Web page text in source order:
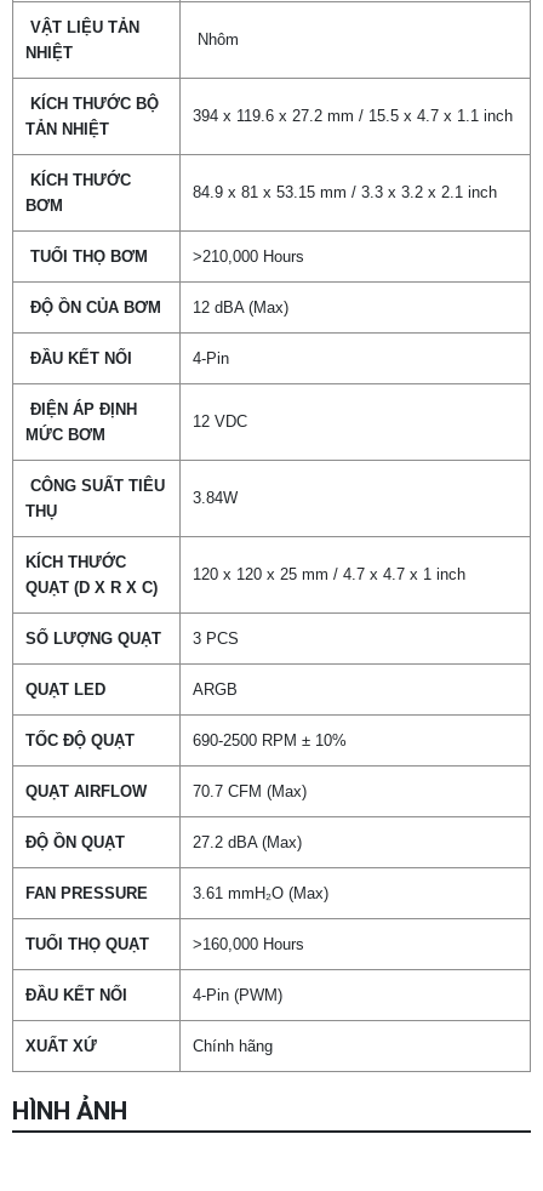
VẬT LIỆU TẢN
NHIỆT
Nhôm
KÍCH THƯỚC BỘ
TẢN NHIỆT
394 x 119.6 x 27.2 mm / 15.5 x 4.7 x 1.1 inch
KÍCH THƯỚC
BƠM
84.9 x 81 x 53.15 mm / 3.3 x 3.2 x 2.1 inch
TUỔI THỌ BƠM >210,000 Hours
ĐỘ ỒN CỦA BƠM 12 dBA (Max)
ĐẦU KẾT NỐI 4-Pin
ĐIỆN ÁP ĐỊNH
MỨC BƠM
12 VDC
CÔNG SUẤT TIÊU
THỤ
3.84W
KÍCH THƯỚC
QUẠT (D X R X C)
120 x 120 x 25 mm / 4.7 x 4.7 x 1 inch
SỐ LƯỢNG QUẠT 3 PCS
QUẠT LED ARGB
TỐC ĐỘ QUẠT 690-2500 RPM ± 10%
QUẠT AIRFLOW 70.7 CFM (Max)
ĐỘ ỒN QUẠT 27.2 dBA (Max)
FAN PRESSURE 3.61 mmH₂O (Max)
TUỔI THỌ QUẠT >160,000 Hours
ĐẦU KẾT NỐI 4-Pin (PWM)
XUẤT XỨ Chính hãng
HÌNH ẢNH